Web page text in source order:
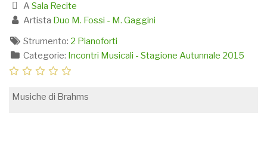
A Sala Recite
Artista Duo M. Fossi - M. Gaggini
Strumento: 2 Pianoforti
Categorie: Incontri Musicali - Stagione Autunnale 2015
Musiche di Brahms